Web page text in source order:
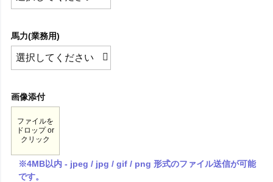
馬力(業務用)
画像添付
ファイルを
ドロップ or
クリック
※4MB以内 - jpeg / jpg / gif / png 形式のファイル送信が可能
です。